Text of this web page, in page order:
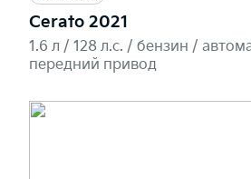
Cerato 2021
1.6 л / 128 л.c. / бензин /
передний привод